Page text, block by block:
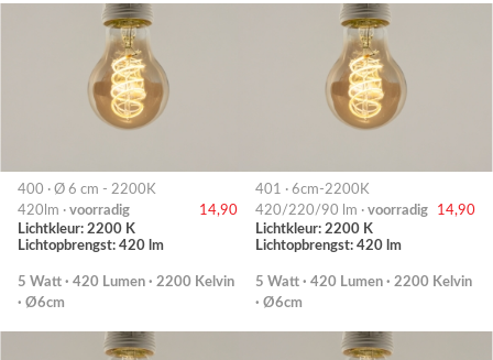
400 · Ø 6 cm - 2200K
420lm · voorradig
14,90
Lichtkleur: 2200 K
Lichtopbrengst: 420 lm
5 Watt · 420 Lumen · 2200 Kelvin
· Ø6cm
401 · 6cm-2200K
420/220/90 lm · voorradig
14,90
Lichtkleur: 2200 K
Lichtopbrengst: 420 lm
5 Watt · 420 Lumen · 2200 Kelvin
· Ø6cm